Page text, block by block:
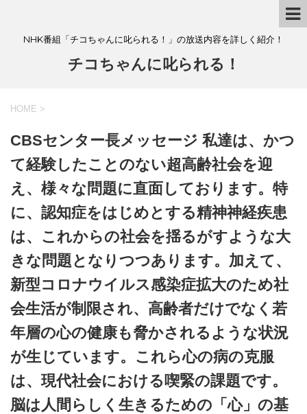
NHK番組「チコちゃんに叱られる！」の放送内容を詳しく紹介！
チコちゃんに叱られる！
HOME >
CBSセンター長メッセージ 私達は、かつ
て経験したことのない超高齢社会を迎
え、様々な問題に直面しております。特
に、認知症をはじめとする精神神経疾患
は、これからの社会を揺るがすような大
きな問題となりつつあります。加えて、
新型コロナウイルス感染症拡大のため社
会生活が制限され、高齢者だけでなく若
年層の心の健康も脅かされるような状況
が生じています。これら心の病の克服
は、現代社会における喫緊の課題です。
脳は人間らしく生きるための「心」の基